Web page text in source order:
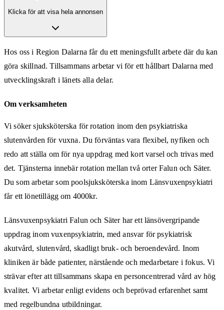
Klicka för att visa hela annonsen
Hos oss i Region Dalarna får du ett meningsfullt arbete där du kan
göra skillnad. Tillsammans arbetar vi för ett hållbart Dalarna med
utvecklingskraft i länets alla delar.
Om verksamheten
Vi söker sjuksköterska för rotation inom den psykiatriska
slutenvården för vuxna. Du förväntas vara flexibel, nyfiken och
redo att ställa om för nya uppdrag med kort varsel och trivas med
det. Tjänsterna innebär rotation mellan två orter Falun och Säter.
Du som arbetar som poolsjuksköterska inom Länsvuxenpsykiatri
får ett lönetillägg om 4000kr.
Länsvuxenpsykiatri Falun och Säter har ett länsövergripande
uppdrag inom vuxenpsykiatrin, med ansvar för psykiatrisk
akutvård, slutenvård, skadligt bruk- och beroendevård. Inom
kliniken är både patienter, närstående och medarbetare i fokus. Vi
strävar efter att tillsammans skapa en personcentrerad vård av hög
kvalitet. Vi arbetar enligt evidens och beprövad erfarenhet samt
med regelbundna utbildningar.